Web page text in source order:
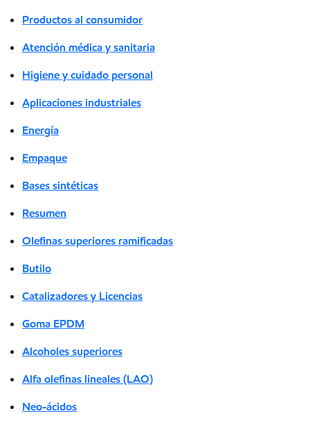
Productos al consumidor
Atención médica y sanitaria
Higiene y cuidado personal
Aplicaciones industriales
Energía
Empaque
Bases sintéticas
Resumen
Olefinas superiores ramificadas
Butilo
Catalizadores y Licencias
Goma EPDM
Alcoholes superiores
Alfa olefinas lineales (LAO)
Neo-ácidos